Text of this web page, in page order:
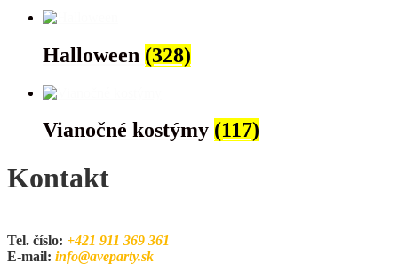
Halloween (328)
Vianočné kostýmy (117)
Kontakt
Tel. číslo: +421 911 369 361
E-mail: info@aveparty.sk